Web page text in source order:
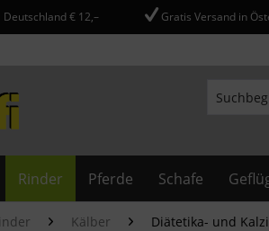
€ 12,– Gratis Versand in
Rinder Pferde Schafe
Kälber Diätetika- und